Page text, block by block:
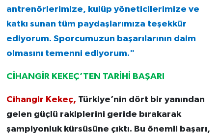
antrenörlerimize, kulüp yöneticilerimize ve
katkı sunan tüm paydaşlarımıza teşekkür
ediyorum. Sporcumuzun başarılarının daim
olmasını temenni ediyorum."
CİHANGİR KEKEÇ’TEN TARİHİ BAŞARI
Cihangir Kekeç, Türkiye’nin dört bir yanından
gelen güçlü rakiplerini geride bırakarak
şampiyonluk kürsüsüne çıktı. Bu önemli başarı,